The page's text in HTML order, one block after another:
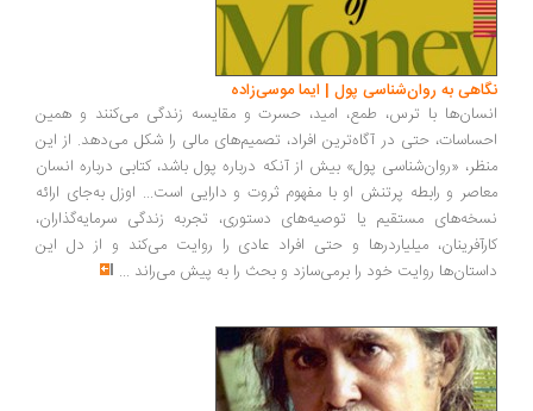
به روان‌شناسی پول | ایما موسی‌زاده
با ترس، طمع، امید، حسرت و مقایسه زندگی می‌کنند و همین
حتی در آگاه‌ترین افراد، تصمیم‌های مالی را شکل می‌دهد. از این
«روان‌شناسی پول» بیش از آنکه درباره پول باشد، کتابی درباره انسان
و رابطه پرتنش او با مفهوم ثروت و دارایی است... اوزل به‌جای ارائه
مستقیم یا توصیه‌های دستوری، تجربه زندگی سرمایه‌گذاران،
میلیاردرها و حتی افراد عادی را روایت می‌کند و از دل این
روایت خود را برمی‌سازد و بحث را به پیش می‌راند ...